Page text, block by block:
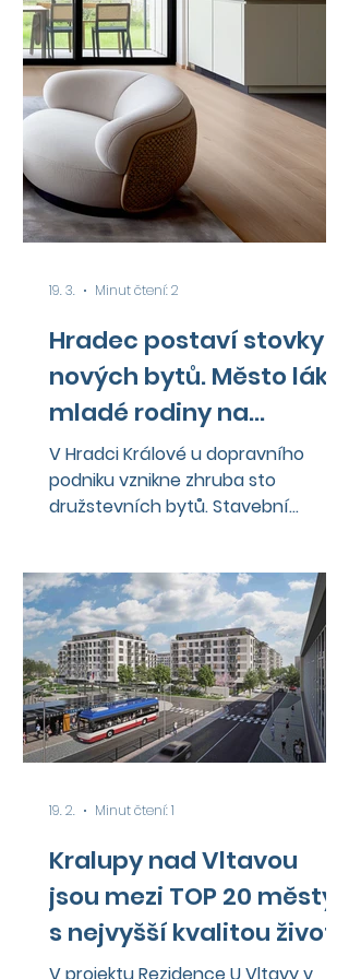
Hradec postaví stovky
nových bytů. Město láká
mladé rodiny na
družstevní bydlení
V Hradci Králové u dopravního
podniku vznikne zhruba sto
družstevních bytů. Stavební
19. 3. Minut čtení: 2
Kralupy nad Vltavou
jsou mezi TOP 20 městy
s nejvyšší kvalitou života
v Česku
19. 2. Minut čtení: 1